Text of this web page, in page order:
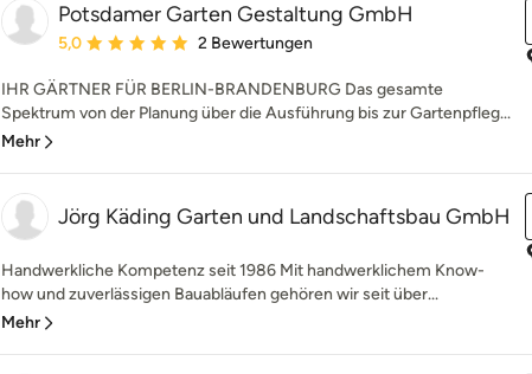
Potsdamer Garten Gestaltung GmbH
Durchschnittliche Bewertung: 5 von 5 Sternen
5,0 2 Bewertungen
IHR GÄRTNER FÜR BERLIN-BRANDENBURG Das gesamte
Spektrum von der Planung über die Ausführung bis zur Gartenpfleg...
Mehr
Jörg Käding Garten und Landschaftsbau GmbH
Handwerkliche Kompetenz seit 1986 Mit handwerklichem Know-
how und zuverlässigen Bauabläufen gehören wir seit über...
Mehr